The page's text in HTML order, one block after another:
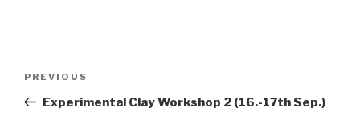
Previous
Post
PREVIOUS
Experimental Clay Workshop 2 (16.-17th Sep.)